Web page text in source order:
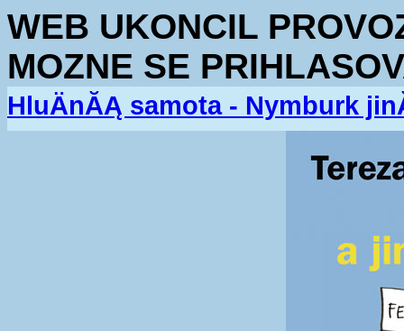
WEB UKONCIL
MOZNE SE
HluÄnĂĄ samota - Nymburk